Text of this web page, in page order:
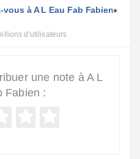
à A L Eau Fab Fabien
d'utilisateurs
une note à A L
Fabien :